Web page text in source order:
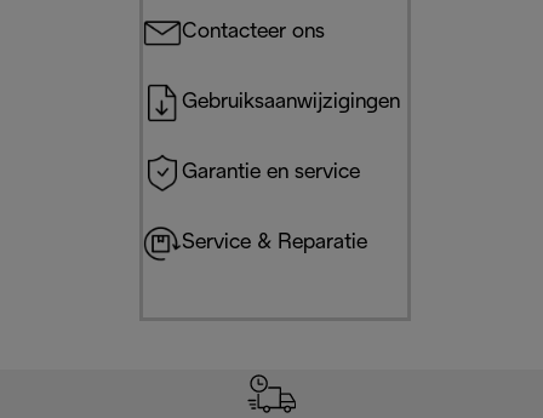
Contacteer ons
Gebruiksaanwijzigingen
Garantie en service
Service & Reparatie